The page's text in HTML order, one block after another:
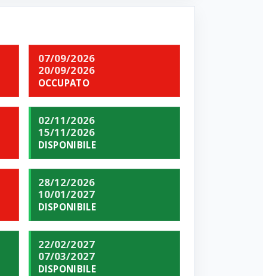
07/09/2026
20/09/2026
OCCUPATO
02/11/2026
15/11/2026
DISPONIBILE
28/12/2026
10/01/2027
DISPONIBILE
22/02/2027
07/03/2027
DISPONIBILE